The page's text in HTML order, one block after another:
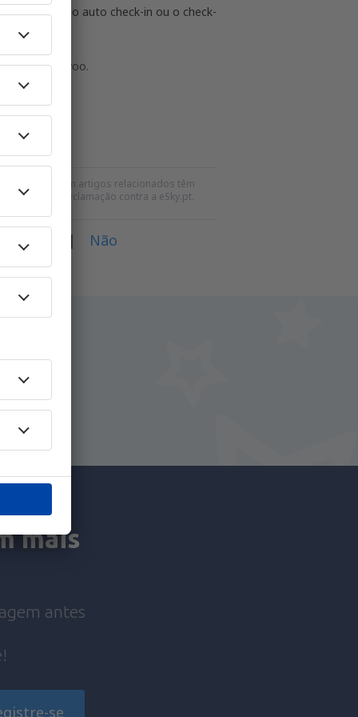
in online, o auto check-in ou o check-
antes do voo.
voo.
artigo e em artigos relacionados têm
qualquer reclamação contra a eSky.pt.
Sim | Não
mais
antes
se